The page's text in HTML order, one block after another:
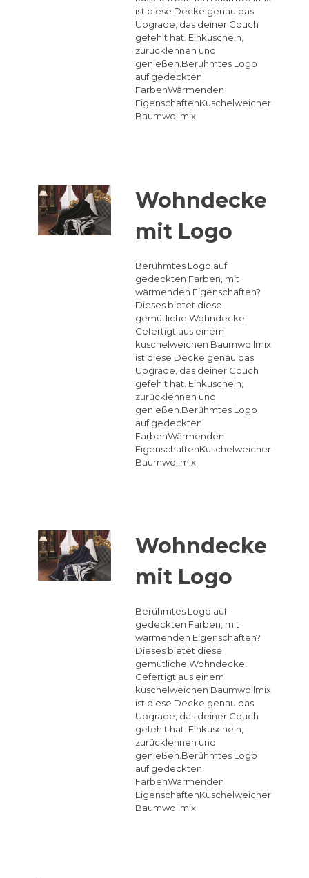
ist diese Decke genau das
Upgrade, das deiner Couch
gefehlt hat. Einkuscheln,
zurücklehnen und
genießen.Berühmtes Logo
auf gedeckten
FarbenWärmenden
EigenschaftenKuschelweicher
Baumwollmix
Wohndecke
mit Logo
Berühmtes Logo auf
gedeckten Farben, mit
wärmenden Eigenschaften?
Dieses bietet diese
gemütliche Wohndecke.
Gefertigt aus einem
kuschelweichen Baumwollmix
ist diese Decke genau das
Upgrade, das deiner Couch
gefehlt hat. Einkuscheln,
zurücklehnen und
genießen.Berühmtes Logo
auf gedeckten
FarbenWärmenden
EigenschaftenKuschelweicher
Baumwollmix
Wohndecke
mit Logo
Berühmtes Logo auf
gedeckten Farben, mit
wärmenden Eigenschaften?
Dieses bietet diese
gemütliche Wohndecke.
Gefertigt aus einem
kuschelweichen Baumwollmix
ist diese Decke genau das
Upgrade, das deiner Couch
gefehlt hat. Einkuscheln,
zurücklehnen und
genießen.Berühmtes Logo
auf gedeckten
FarbenWärmenden
EigenschaftenKuschelweicher
Baumwollmix